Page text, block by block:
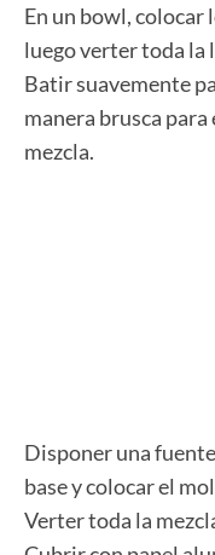
En un bowl, colocar
luego verter toda la
Batir suavemente
manera brusca
mezcla.
Disponer una
base y colocar el
Verter toda la